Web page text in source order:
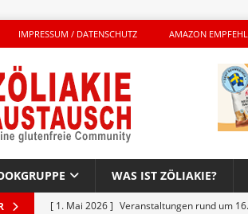
IMPRESSUM / DATENSCHUTZ AMAZON
WAS IST ZÖLIAKIE?
[ 1. Mai 2026 ] Veranstaltungen rund um